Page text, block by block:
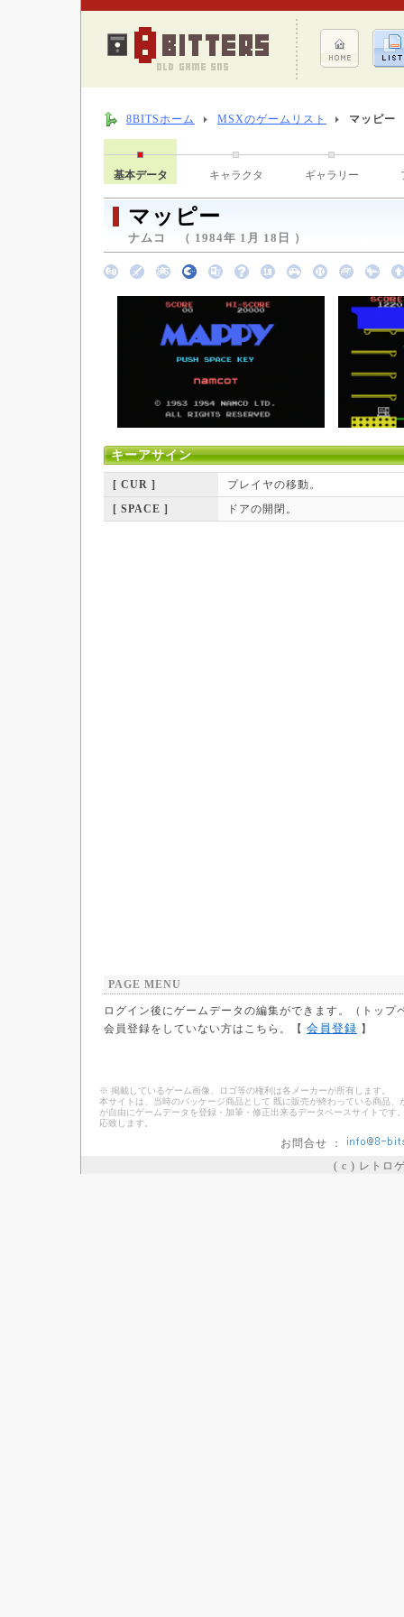
8BITSホーム MSXのゲームリスト マッピー
基本データ キャラクタ ギャラリー
マッピー
ナムコ （ 1984年 1月 18日 ）
キーアサイン
[ CUR ]
プレイヤの移動。
[ SPACE ]
ドアの開閉。
PAGE MENU
ログイン後にゲームデータの編集ができます。（トッ
会員登録をしていない方はこちら。【 会員登録 】
※ 掲載しているゲーム画像、ロゴ等の権利は各メーカーが所有します。
本サイトは、当時のパッケージ商品として 既に販売が終わっている商品
が自由にゲームデータを登録・加筆・修正出来るデータベースサイトで
応致します。
お問合せ ：
( c ) レトロ